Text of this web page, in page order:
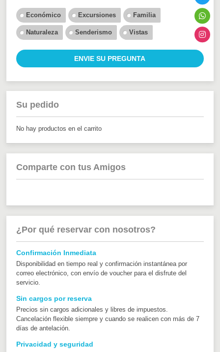
Económico Excursiones Familia
Naturaleza Senderismo Vistas
ENVIE SU PREGUNTA
Su pedido
No hay productos en el carrito
Comparte con tus Amigos
¿Por qué reservar con nosotros?
Confirmación Inmediata
Disponibilidad en tiempo real y confirmación instantánea por
correo electrónico, con envío de voucher para el disfrute del
servicio.
Sin cargos por reserva
Precios sin cargos adicionales y libres de impuestos.
Cancelación flexible siempre y cuando se realicen con más de 7
días de antelación.
Privacidad y seguridad